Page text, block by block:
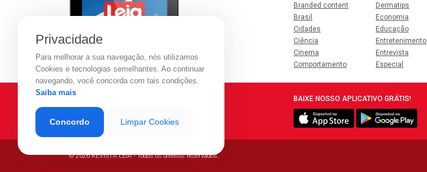
Branded content
Brasil
Cidades
Ciência
Cinema
Comportamento
Dermatips
Economia
Educação
Entretenimento
Entrevista
Especial
BAIXE NOSSO APLICATIVO GRÁTIS!
© 2026 REVISTA LEIA - Todos os direitos reservados.
Privacidade
Para melhorar a sua navegação, nós utilizamos
Cookies e tecnologias semelhantes. Ao continuar
navegando, você concorda com tais condições.
Saiba mais
Concordo Limpar Cookies